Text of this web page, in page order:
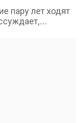
пару лет ходят